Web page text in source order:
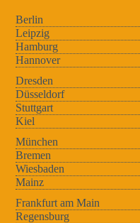
Berlin
Leipzig
Hamburg
Hannover
Dresden
Düsseldorf
Stuttgart
Kiel
München
Bremen
Wiesbaden
Mainz
Frankfurt am Main
Regensburg